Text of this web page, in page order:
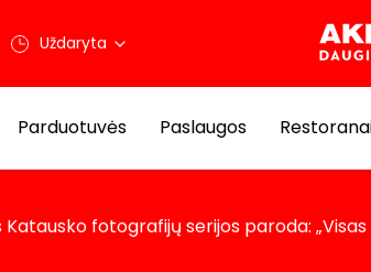
Uždaryta
Parduotuvės Paslaugos
Katausko fotografijų serijos paroda: